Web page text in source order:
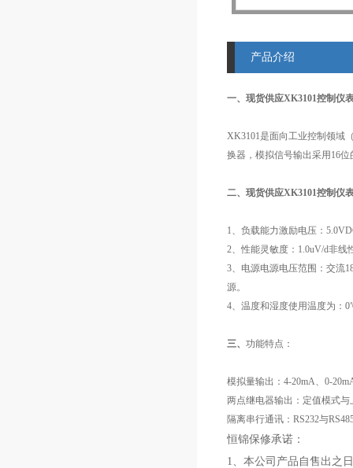
产品介绍
一、现货供应XK3101控制仪
XK3101是面向工业控制领域
换器，模拟信号输出采用16
二、现货供应XK3101控制仪
1、负载能力激励电压：
2、性能灵敏度：1.0uV/d非线
3、电源电源电压范围：交流
源。
4、温度和湿度使用温度为：
三、 功能特点：
模拟量输出：4-20mA、0-
两点继电器输出：定值模式与
隔离串行通讯：RS232与
恒锦保修承诺：
1、本公司产品自售出之